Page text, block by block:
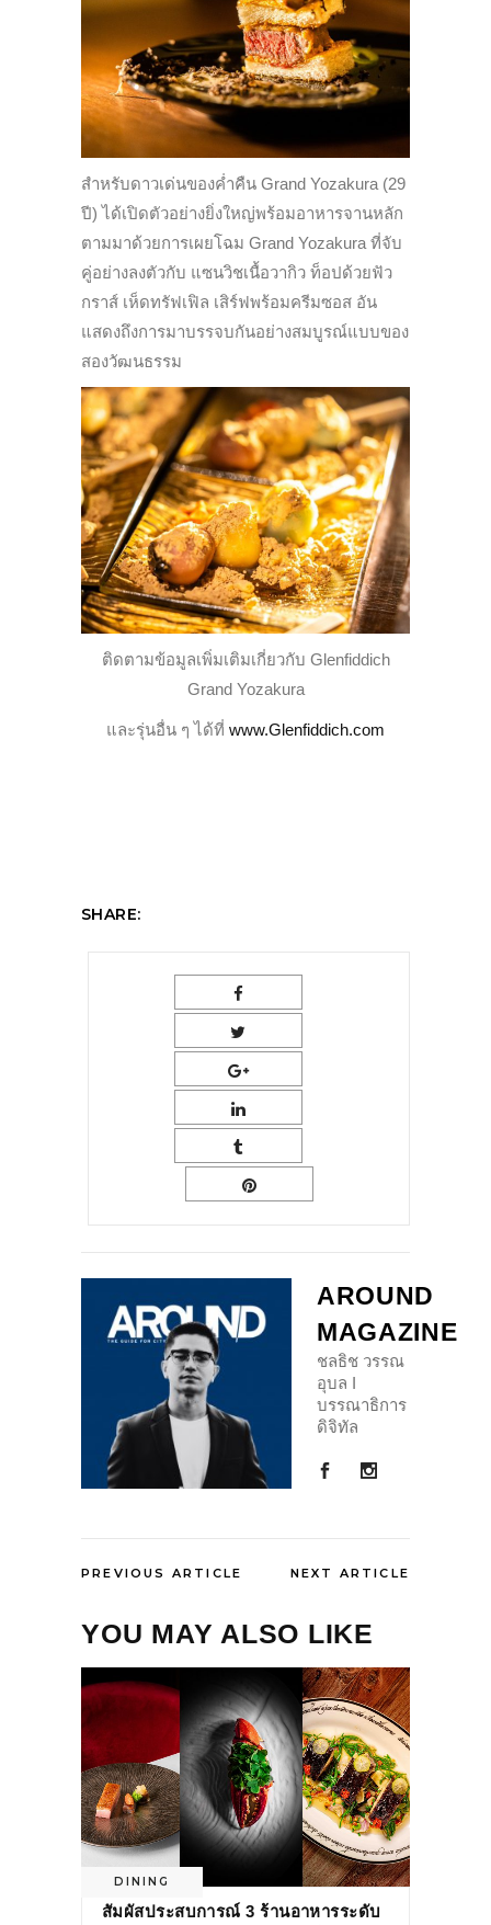
สำหรับดาวเด่นของค่ำคืน Grand Yozakura (29
ปี) ได้เปิดตัวอย่างยิ่งใหญ่พร้อมอาหารจานหลัก
ตามมาด้วยการเผยโฉม Grand Yozakura ที่จับ
คู่อย่างลงตัวกับ แซนวิชเนื้อวากิว ท็อปด้วยฟัว
กราส์ เห็ดทรัฟเฟิล เสิร์ฟพร้อมครีมซอส อัน
แสดงถึงการมาบรรจบกันอย่างสมบูรณ์แบบของ
สองวัฒนธรรม
ติดตามข้อมูลเพิ่มเติมเกี่ยวกับ Glenfiddich
Grand Yozakura
และรุ่นอื่น ๆ ได้ที่ www.Glenfiddich.com
SHARE:
AROUND
MAGAZINE
ชลธิช วรรณ
อุบล I
บรรณาธิการ
ดิจิทัล
PREVIOUS ARTICLE NEXT ARTICLE
YOU MAY ALSO LIKE
DINING
สัมผัสประสบการณ์ 3 ร้านอาหารระดับ